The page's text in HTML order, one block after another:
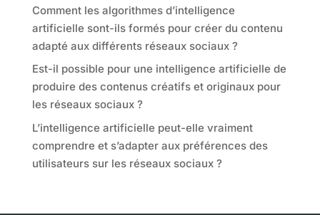
Comment les algorithmes d’intelligence
artificielle sont-ils formés pour créer du contenu
adapté aux différents réseaux sociaux ?
Est-il possible pour une intelligence artificielle de
produire des contenus créatifs et originaux pour
les réseaux sociaux ?
L’intelligence artificielle peut-elle vraiment
comprendre et s’adapter aux préférences des
utilisateurs sur les réseaux sociaux ?